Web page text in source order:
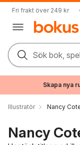
Fri frakt över 249 kr
Sök bok,
Skapa nya
Illustratör Nancy
Nancy